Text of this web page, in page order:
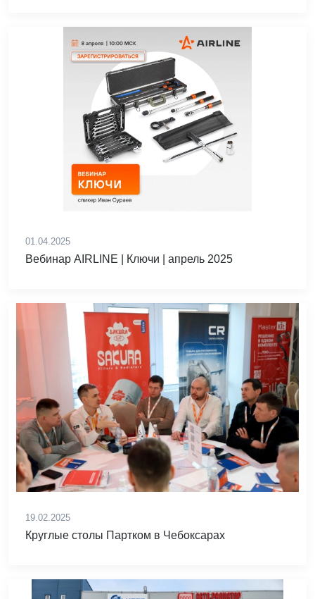
01.04.2025
Вебинар AIRLINE | Ключи | апрель 2025
19.02.2025
Круглые столы Партком в Чебоксарах